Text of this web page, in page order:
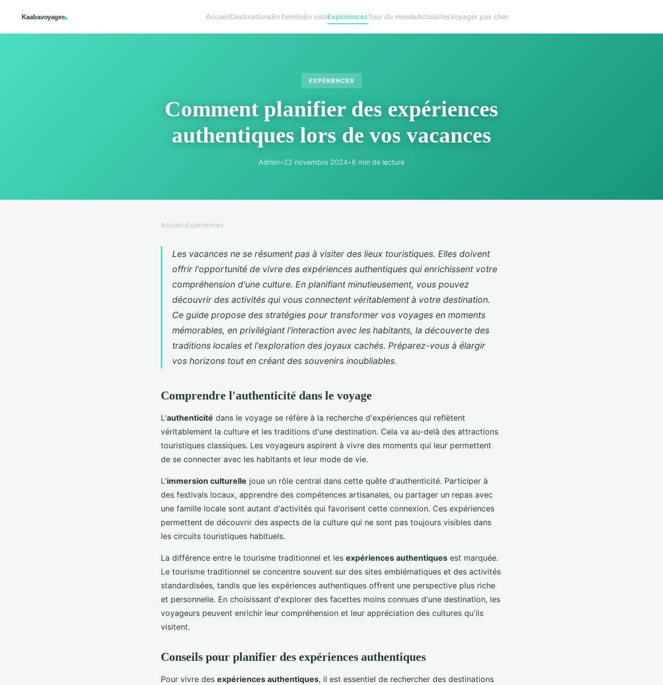
AccueilDestinationsEn familleEn soloExpériencesTour du mondeActualitésVoyager pas cher
EXPÉRIENCES
Comment planifier des expériences
authentiques lors de vos vacances
Adrien•22 novembre 2024•6 min de lecture
Accueil›Expériences
Les vacances ne se résument pas à visiter des lieux touristiques. Elles doivent
offrir l'opportunité de vivre des expériences authentiques qui enrichissent votre
compréhension d'une culture. En planifiant minutieusement, vous pouvez
découvrir des activités qui vous connectent véritablement à votre destination.
Ce guide propose des stratégies pour transformer vos voyages en moments
mémorables, en privilégiant l'interaction avec les habitants, la découverte des
traditions locales et l'exploration des joyaux cachés. Préparez-vous à élargir
vos horizons tout en créant des souvenirs inoubliables.
Comprendre l'authenticité dans le voyage
L'authenticité dans le voyage se réfère à la recherche d'expériences qui reflètent
véritablement la culture et les traditions d'une destination. Cela va au-delà des attractions
touristiques classiques. Les voyageurs aspirent à vivre des moments qui leur permettent
de se connecter avec les habitants et leur mode de vie.
L'immersion culturelle joue un rôle central dans cette quête d'authenticité. Participer à
des festivals locaux, apprendre des compétences artisanales, ou partager un repas avec
une famille locale sont autant d'activités qui favorisent cette connexion. Ces expériences
permettent de découvrir des aspects de la culture qui ne sont pas toujours visibles dans
les circuits touristiques habituels.
La différence entre le tourisme traditionnel et les expériences authentiques est marquée.
Le tourisme traditionnel se concentre souvent sur des sites emblématiques et des activités
standardisées, tandis que les expériences authentiques offrent une perspective plus riche
et personnelle. En choisissant d'explorer des facettes moins connues d'une destination, les
voyageurs peuvent enrichir leur compréhension et leur appréciation des cultures qu'ils
visitent.
Conseils pour planifier des expériences authentiques
Pour vivre des expériences authentiques, il est essentiel de rechercher des destinations